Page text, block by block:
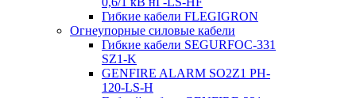
Гибкие кабели FLEGIGRON
Огнеупорные силовые кабели
Гибкие кабели SEGURFOC-331
SZ1-K
GENFIRE ALARM SO2Z1 PH-
120-LS-H